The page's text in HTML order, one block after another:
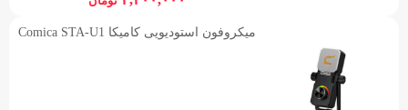
میکروفون استودیویی کامیکا Comica STA-U1